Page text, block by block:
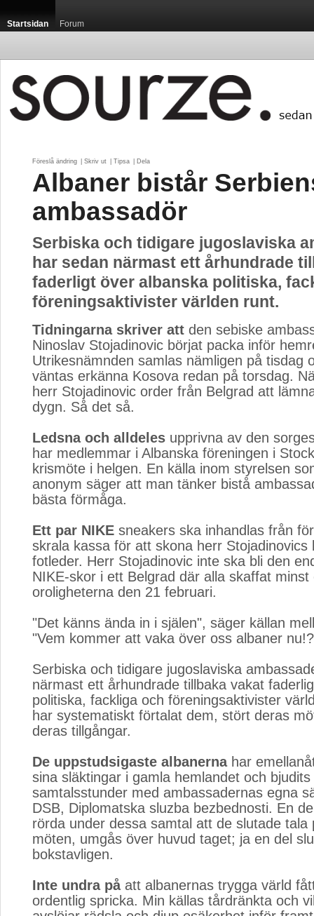
Startsidan Forum
Föreslå ändring Skriv ut Tipsa Dela
Albaner bistår
ambassadör
Serbiska och tidigare jugoslaviska
har sedan närmast ett århundrade
faderligt över albanska politiska,
föreningsaktivister världen runt.
Tidningarna skriver att den sebiske
Ninoslav Stojadinovic börjat packa inför
Utrikesnämnden samlas nämligen på tisdag
väntas erkänna Kosova redan på torsdag.
herr Stojadinovic order från Belgrad att
dygn. Så det så.
Ledsna och alldeles upprivna av den
har medlemmar i Albanska föreningen i
krismöte i helgen. En källa inom styrelsen
anonym säger att man tänker bistå
bästa förmåga.
Ett par NIKE sneakers ska inhandlas från
skrala kassa för att skona herr Stojadinovics
fotleder. Herr Stojadinovic inte ska bli den
NIKE-skor i ett Belgrad där alla skaffat minst
oroligheterna den 21 februari.
"Det känns ända in i själen", säger källan
"Vem kommer att vaka över oss albaner
Serbiska och tidigare jugoslaviska
närmast ett århundrade tillbaka vakat
politiska, fackliga och föreningsaktivister
har systematiskt förtalat dem, stört deras
deras tillgångar.
De uppstudsigaste albanernahar
sina släktingar i gamla hemlandet och
samtalsstunder med ambassadernas egna
DSB, Diplomatska sluzba bezbednosti. En
rörda under dessa samtal att de slutade tala
möten, umgås över huvud taget; ja en del
bokstavligen.
Inte undra påatt albanernas trygga värld
ordentlig spricka. Min källas tårdränkta och